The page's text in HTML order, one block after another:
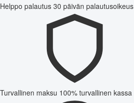
Helppo palautus 30 päivän palautusoikeus
Turvallinen maksu 100% turvallinen kassa